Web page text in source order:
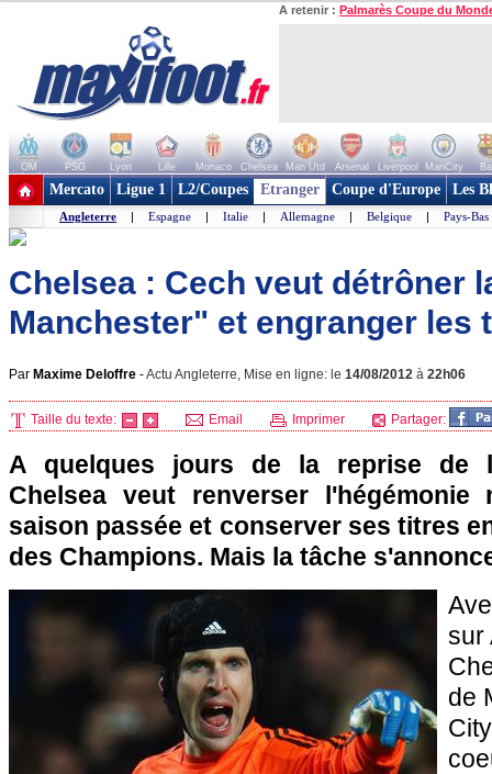
A retenir : Palmarès Coupe du
OM PSG Lyon Lille Monaco Chelsea Man Utd Arsenal Liverpool ManCity
+ de clubs
Mercato Ligue 1 L2/Coupes Etranger Coupe d'Europe Les
Angleterre | Espagne | Italie | Allemagne | Belgique | Pays-Bas
Chelsea : Cech veut détrôner
Manchester" et engranger les
Par Maxime Deloffre -Actu Angleterre, Mise en ligne: le 14/08/2012 à 22h06
Taille du texte: Email Imprimer Partager:
A quelques jours de la reprise de
Chelsea veut renverser l'hégémonie
saison passée et conserver ses titres
des Champions. Mais la tâche
sur
de